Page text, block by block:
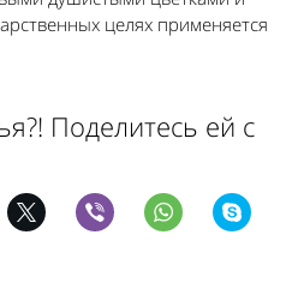
целях применяется
Поделитесь ей с